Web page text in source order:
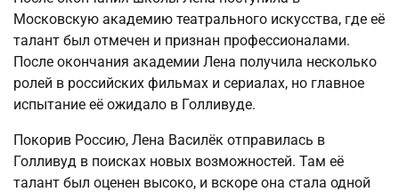
Московскую академию театрального искусства, где её
талант был отмечен и признан профессионалами.
После окончания академии Лена получила несколько
ролей в российских фильмах и сериалах, но главное
испытание её ожидало в Голливуде.
Покорив Россию, Лена Василёк отправилась в
Голливуд в поисках новых возможностей. Там её
талант был оценен высоко, и вскоре она стала одной